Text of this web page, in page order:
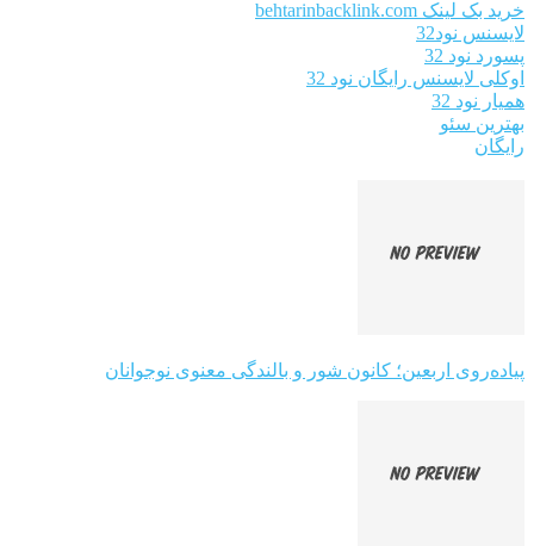
خرید بک لینک behtarinbacklink.com
لایسنس نود32
پسورد نود 32
اوکلی لایسنس رایگان نود 32
همیار نود 32
بهترین سئو
رایگان
پیاده‌روی اربعین؛ کانون شور و بالندگی معنوی نوجوانان